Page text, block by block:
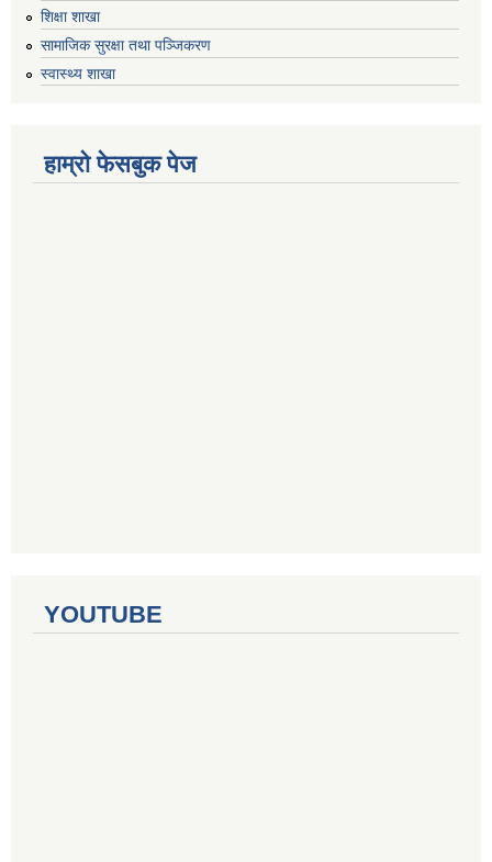
शिक्षा शाखा
सामाजिक सुरक्षा तथा पञ्जिकरण
स्वास्थ्य शाखा
हाम्रो फेसबुक पेज
YOUTUBE